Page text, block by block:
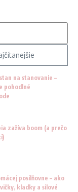
na stanovanie –
pohodlné
zažíva boom (a prečo
posilňovne – ako
kladky a silové